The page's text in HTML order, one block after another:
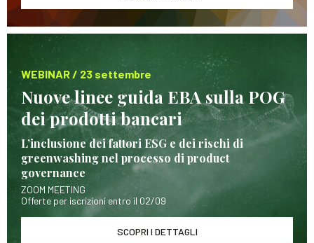
WEBINAR / 23 settembre
Nuove linee guida EBA sulla POG
dei prodotti bancari
L’inclusione dei fattori ESG e dei rischi di
greenwashing nel processo di product
governance
ZOOM MEETING
Offerte per iscrizioni entro il 02/09
SCOPRI I DETTAGLI